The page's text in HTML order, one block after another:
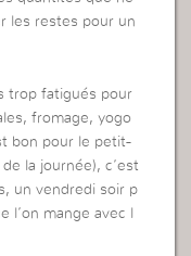
les restes pour un
trop fatigués pour
fromage, yogo
bon pour le petit-
la journée), c’est
un vendredi soir p
l’on mange avec l